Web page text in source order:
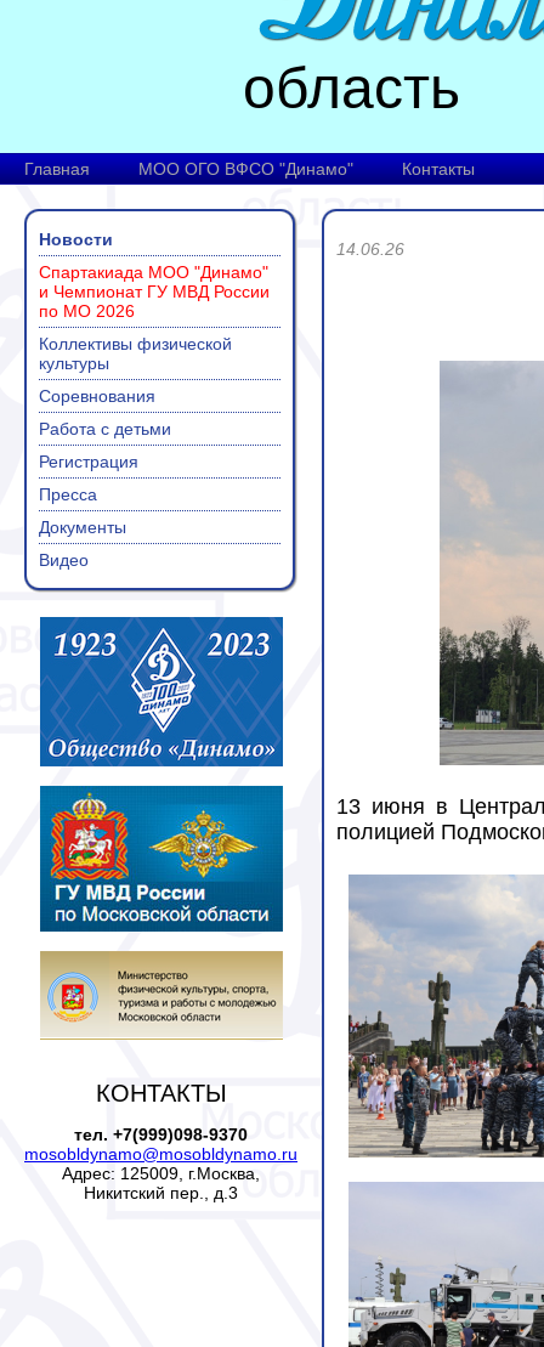
область
Главная МОО ОГО ВФСО "Динамо" Контакты
Новости
Спартакиада МОО "Динамо"
и Чемпионат ГУ МВД России
по МО 2026
Коллективы физической
культуры
Соревнования
Работа с детьми
Регистрация
Пресса
Документы
Видео
КОНТАКТЫ
тел. +7(999)098-9370
mosobldynamo@mosobldynamo.ru
Адрес: 125009, г.Москва,
Никитский пер., д.3
14.06.26
13 июня в
полицией